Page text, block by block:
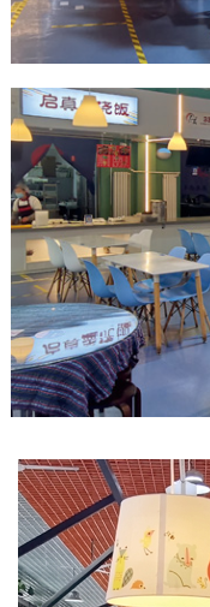
户
慧
启
真
关
于
我
们
联